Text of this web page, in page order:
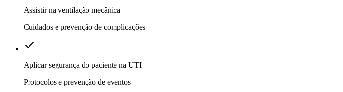
Assistir na ventilação mecânica
Cuidados e prevenção de complicações
Aplicar segurança do paciente na UTI
Protocolos e prevenção de eventos